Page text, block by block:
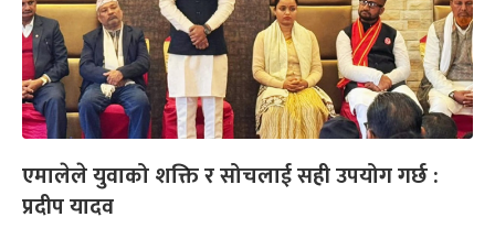
एमालेले युवाको शक्ति र सोचलाई सही उपयोग गर्छ :
प्रदीप यादव